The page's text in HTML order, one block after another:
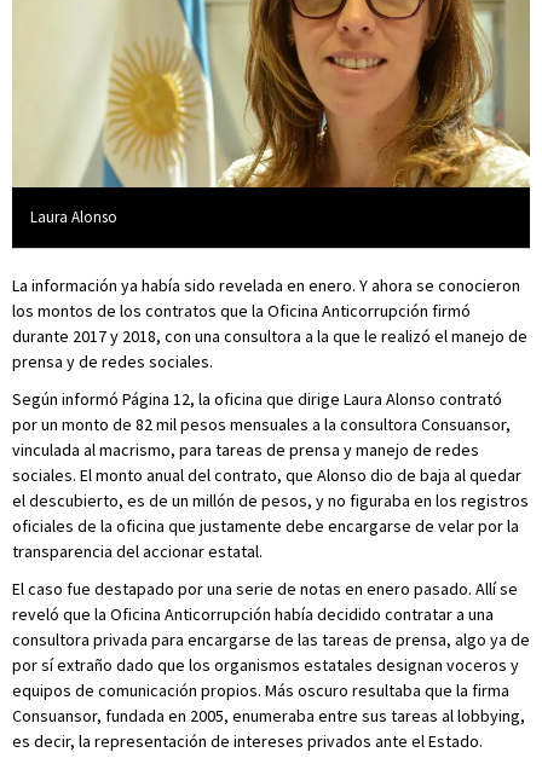
Laura Alonso
La información ya había sido revelada en enero. Y ahora se conocieron
los montos de los contratos que la Oficina Anticorrupción firmó
durante 2017 y 2018, con una consultora a la que le realizó el manejo de
prensa y de redes sociales.
Según informó Página 12, la oficina que dirige Laura Alonso contrató
por un monto de 82 mil pesos mensuales a la consultora Consuansor,
vinculada al macrismo, para tareas de prensa y manejo de redes
sociales. El monto anual del contrato, que Alonso dio de baja al quedar
el descubierto, es de un millón de pesos, y no figuraba en los registros
oficiales de la oficina que justamente debe encargarse de velar por la
transparencia del accionar estatal.
El caso fue destapado por una serie de notas en enero pasado. Allí se
reveló que la Oficina Anticorrupción había decidido contratar a una
consultora privada para encargarse de las tareas de prensa, algo ya de
por sí extraño dado que los organismos estatales designan voceros y
equipos de comunicación propios. Más oscuro resultaba que la firma
Consuansor, fundada en 2005, enumeraba entre sus tareas al lobbying,
es decir, la representación de intereses privados ante el Estado.